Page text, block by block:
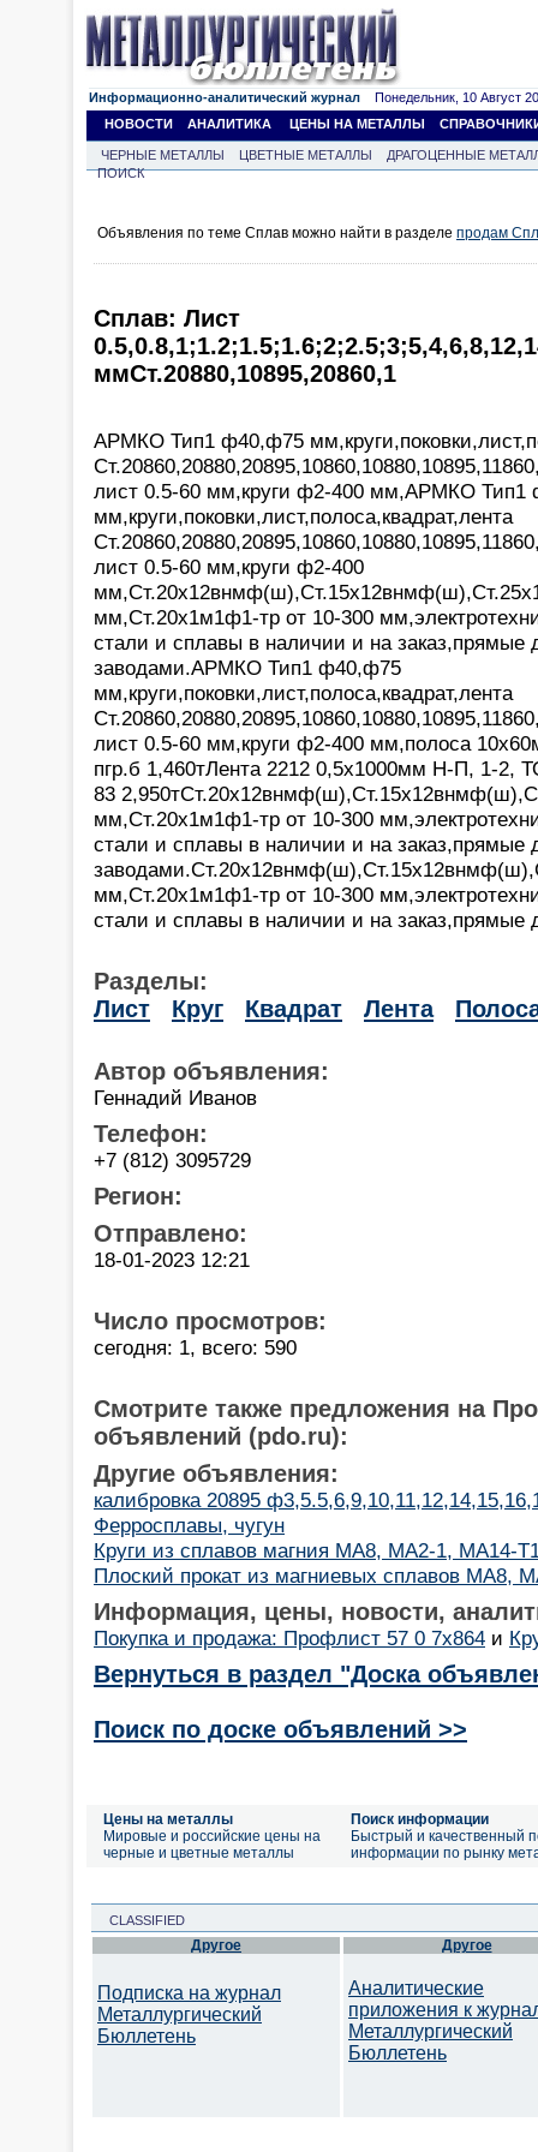
Информационно-аналитический журнал Понедельник, 10 Август
НОВОСТИ
АНАЛИТИКА ЦЕНЫ НА МЕТАЛЛЫ
ЧЕРНЫЕ МЕТАЛЛЫ ЦВЕТНЫЕ МЕТАЛЛЫ
ДРАГОЦЕННЫЕ
ПОИСК
Объявления по теме Сплав можно найти в разделе продам
Сплав: Лист
ммСт.20880,10895,20860,1
АРМКО Тип1 ф40,ф75
лист 0.5-60 мм,круги ф2-400 мм,АРМКО Тип1
мм,круги,поковки,лист,полоса,квадрат,лента
лист 0.5-60 мм,круги ф2-400
мм,Ст.20х1м1ф1-тр от 10-300
стали и сплавы в наличии и на заказ,прямые
заводами.АРМКО Тип1 ф40,ф75
мм,круги,поковки,лист,полоса,квадрат,лента
лист 0.5-60 мм,круги ф2-400 мм,полоса
пгр.б 1,460тЛента 2212 0,5х1000мм Н-П, 1-
83
мм,Ст.20х1м1ф1-тр от 10-300
стали и сплавы в наличии и на заказ,прямые
мм,Ст.20х1м1ф1-тр от 10-300
стали и сплавы в наличии и на заказ,прямые
Разделы:
Лист
Круг Квадрат Лента
Автор объявления:
Геннадий Иванов
Телефон:
+7 (812) 3095729
Регион:
Отправлено:
18-01-2023 12:21
Число просмотров:
сегодня: 1, всего: 590
Смотрите также предложения на
объявлений (pdo.ru):
Другие объявления:
калибровка 20895
Ферросплавы, чугун
Круги из сплавов магния МА8, МА2-1, МА14-
Плоский прокат из магниевых сплавов
Информация, цены, новости,
Покупка и продажа: Профлист 57 0 7х864 и
Вернуться в раздел "Доска
Поиск по доске объявлений >>
Цены на металлы
Мировые и российские цены на
черные и цветные металлы
Поиск информации
Быстрый и качественный
информации по рынку
CLASSIFIED
Другое
Подписка на журнал
Металлургический
Бюллетень
Другое
Аналитические
приложения к
Металлургический
Бюллетень